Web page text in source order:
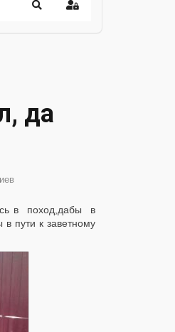
да
в поход,дабы в
пути к заветному